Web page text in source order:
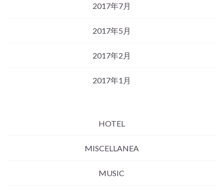
2017年7月
2017年5月
2017年2月
2017年1月
HOTEL
MISCELLANEA
MUSIC